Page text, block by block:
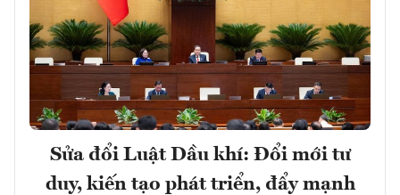
Sửa đổi Luật Dầu khí: Đổi mới tư
duy, kiến tạo phát triển, đẩy mạnh